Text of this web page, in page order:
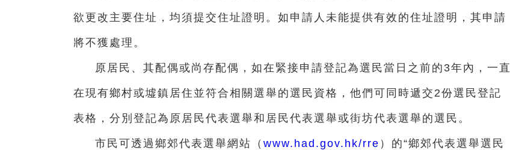
欲更改主要住址，均須提交住址證明。如申請人未能提供有效的住址證明，其申請
將不獲處理。
原居民、其配偶或尚存配偶，如在緊接申請登記為選民當日之前的3年內，一直
在現有鄉村或墟鎮居住並符合相關選舉的選民資格，他們可同時遞交2份選民登記
表格，分別登記為原居民代表選舉和居民代表選舉或街坊代表選舉的選民。
市民可透過鄉郊代表選舉網站（ www.had.gov.hk/rre ）的“鄉郊代表選舉選民